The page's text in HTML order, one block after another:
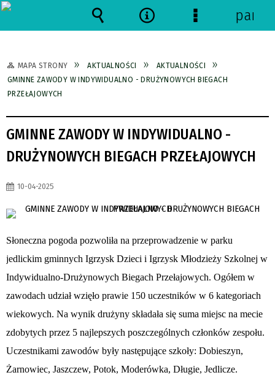
MAPA STRONY AKTUALNOŚCI
AKTUALNOŚCI
GMINNE ZAWODY W INDYWIDUALNO - DRUŻYNOWYCH BIEGACH
PRZEŁAJOWYCH
GMINNE ZAWODY W INDYWIDUALNO -
DRUŻYNOWYCH BIEGACH PRZEŁAJOWYCH
10-04-2025
Słoneczna pogoda pozwoliła na przeprowadzenie w parku
jedlickim gminnych Igrzysk Dzieci i Igrzysk Młodzieży Szkolnej w
Indywidualno-Drużynowych Biegach Przełajowych. Ogółem w
zawodach udział wzięło prawie 150 uczestników w 6 kategoriach
wiekowych. Na wynik drużyny składała się suma miejsc na mecie
zdobytych przez 5 najlepszych poszczególnych członków zespołu.
Uczestnikami zawodów były następujące szkoły: Dobieszyn,
Żarnowiec, Jaszczew, Potok, Moderówka, Długie, Jedlicze.
Wyszukiwarka
NarzędziaMenu
panel